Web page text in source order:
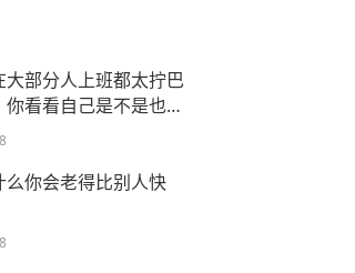
大部分人上班都太拧巴
你看看自己是不是也这
么你会老得比别人快